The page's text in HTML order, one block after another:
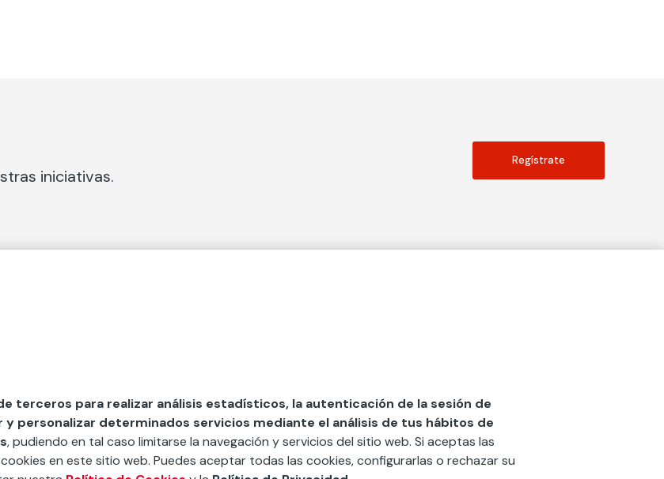
iniciativas.
Regístrate
Nuestros Podcast
Sistema Interno de Información
Centro de Documentación
Red Ibérica Fundación Mapfre
terceros para realizar análisis estadísticos, la autenticación de la sesión de
personalizar determinados servicios mediante el análisis de tus hábitos de
, pudiendo en tal caso limitarse la navegación y servicios del sitio web. Si aceptas las
en este sitio web. Puedes aceptar todas las cookies, configurarlas o rechazar su